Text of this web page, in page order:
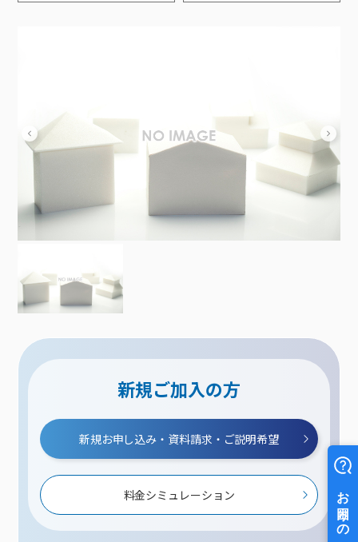
新規ご加入の方
新規お申し込み・資料請求・ご説明希望
料金シミュレーション